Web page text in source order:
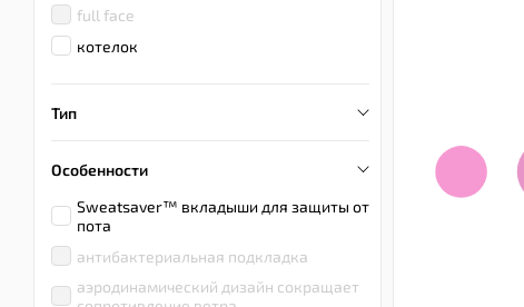
full face
котелок
Тип
Особенности
Sweatsaver™ вкладыши для защиты от
пота
антибактериальная подкладка
аэродинамический дизайн сокращает